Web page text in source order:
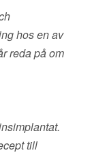
hos en av
reda på om
till